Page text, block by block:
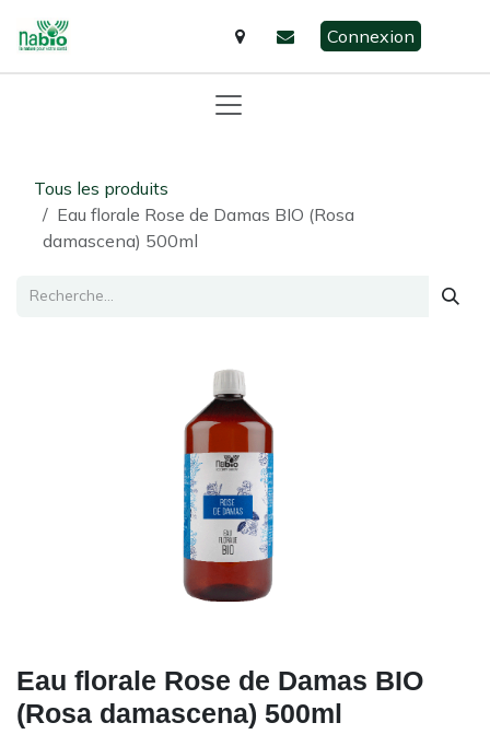
Connexion
Tous les produits
Eau florale Rose de Damas BIO (Rosa
damascena) 500ml
Eau florale Rose de Damas BIO
(Rosa damascena) 500ml